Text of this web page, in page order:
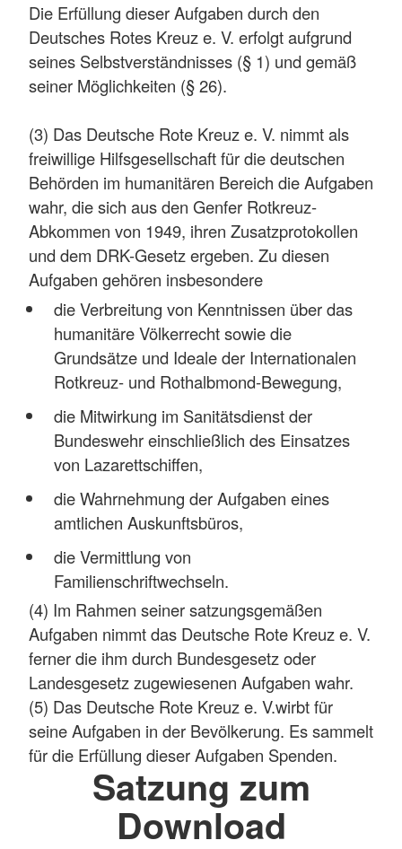
Die Erfüllung dieser Aufgaben durch den
Deutsches Rotes Kreuz e. V. erfolgt aufgrund
seines Selbstverständnisses (§ 1) und gemäß
seiner Möglichkeiten (§ 26).
(3) Das Deutsche Rote Kreuz e. V. nimmt als
freiwillige Hilfsgesellschaft für die deutschen
Behörden im humanitären Bereich die Aufgaben
wahr, die sich aus den Genfer Rotkreuz-
Abkommen von 1949, ihren Zusatzprotokollen
und dem DRK-Gesetz ergeben. Zu diesen
Aufgaben gehören insbesondere
die Verbreitung von Kenntnissen über das
humanitäre Völkerrecht sowie die
Grundsätze und Ideale der Internationalen
Rotkreuz- und Rothalbmond-Bewegung,
die Mitwirkung im Sanitätsdienst der
Bundeswehr einschließlich des Einsatzes
von Lazarettschiffen,
die Wahrnehmung der Aufgaben eines
amtlichen Auskunftsbüros,
die Vermittlung von
Familienschriftwechseln.
(4) Im Rahmen seiner satzungsgemäßen
Aufgaben nimmt das Deutsche Rote Kreuz e. V.
ferner die ihm durch Bundesgesetz oder
Landesgesetz zugewiesenen Aufgaben wahr.
(5) Das Deutsche Rote Kreuz e. V.wirbt für
seine Aufgaben in der Bevölkerung. Es sammelt
für die Erfüllung dieser Aufgaben Spenden.
Satzung zum
Download